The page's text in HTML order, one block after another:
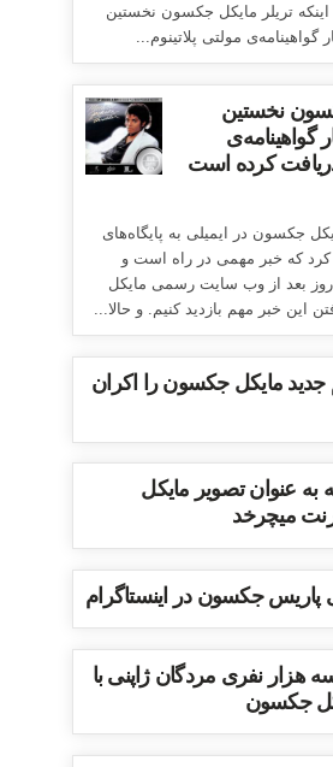
تریلر مایکل جکسون نخستین
نخستین
که ۳۰ بار گواهینامه‌ی
دریافت کرده است
جکسون در ایمیلی به پایگاه‌های
کرد که خبر مهمی در راه است و
روز بعد از وب سایت رسمی مایکل
این خبر مهم بازدید کنیم. و حالا...
جدید مایکل جکسون را اکران
به عنوان تصویر مایکل
میچرخد
جکسون در اینستاگرام
نفری مردگان ژاپنی با
جکسون